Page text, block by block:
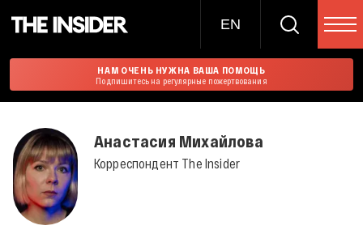
EN
НАМ ОЧЕНЬ НУЖНА ВАША ПОМОЩЬ
Подпишитесь на регулярные пожертвования
Анастасия Михайлова
Корреспондент The Insider